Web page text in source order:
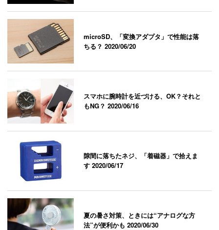
microSD、「変換アダプタ」で性能は落
ちる？2020/06/20
スマホに腕時計を近づける、OK？それと
もNG？2020/06/16
隙間に落ちたネジ、「着磁器」で拾えま
す2020/06/17
夏の暑さ対策、ときには“アナログな方
法”が便利かも2020/06/30